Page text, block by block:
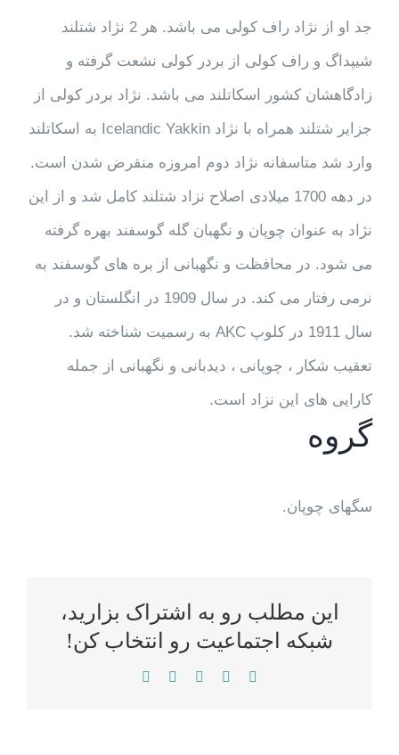
جد او از نژاد راف کولی می باشد. هر 2 نژاد شتلند
شیپداگ و راف کولی از بردر کولی نشعت گرفته و
زادگاهشان کشور اسکاتلند می باشد. نژاد بردر کولی از
جزایر شتلند همراه با نژاد Icelandic Yakkin به اسکاتلند
وارد شد متاسفانه نژاد دوم امروزه منقرض شدن است.
در دهه 1700 میلادی اصلاح نزاد شتلند کامل شد و از این
نژاد به عنوان چوپان و نگهبان گله گوسفند بهره گرفته
می شود. در محافظت و نگهبانی از بره های گوسفند به
نرمی رفتار می کند. در سال 1909 در انگلستان و در
سال 1911 در کلوپ AKC به رسمیت شناخته شد.
تعقیب شکار ، چوپانی ، دیدبانی و نگهبانی از جمله
کارایی های این نزاد است.
گروه
سگهای چوپان.
این مطلب رو به اشتراک بزارید،
شبکه اجتماعیت رو انتخاب کن!
Facebook
Twitter
Reddit
LinkedIn